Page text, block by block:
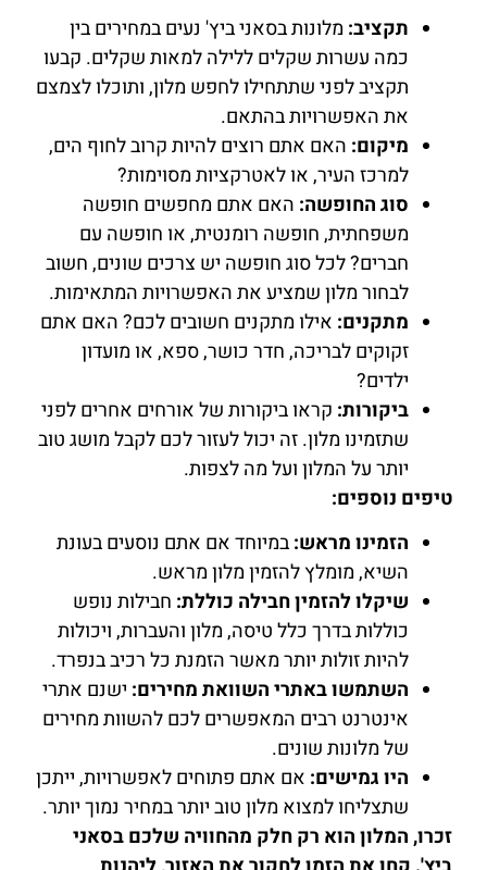
תקציב: מלונות בסאני ביץ' נעים במחירים בין
כמה עשרות שקלים ללילה למאות שקלים. קבעו
תקציב לפני שתתחילו לחפש מלון, ותוכלו לצמצם
את האפשרויות בהתאם.
מיקום: האם אתם רוצים להיות קרוב לחוף הים,
למרכז העיר, או לאטרקציות מסוימות?
סוג החופשה: האם אתם מחפשים חופשה
משפחתית, חופשה רומנטית, או חופשה עם
חברים? לכל סוג חופשה יש צרכים שונים, חשוב
לבחור מלון שמציע את האפשרויות המתאימות.
מתקנים: אילו מתקנים חשובים לכם? האם אתם
זקוקים לבריכה, חדר כושר, ספא, או מועדון
ילדים?
ביקורות: קראו ביקורות של אורחים אחרים לפני
שתזמינו מלון. זה יכול לעזור לכם לקבל מושג טוב
יותר על המלון ועל מה לצפות.
טיפים נוספים:
הזמינו מראש:במיוחד אם אתם נוסעים בעונת
השיא, מומלץ להזמין מלון מראש.
שיקלו להזמין חבילה כוללת: חבילות נופש
כוללות בדרך כלל טיסה, מלון והעברות, ויכולות
להיות זולות יותר מאשר הזמנת כל רכיב בנפרד.
השתמשו באתרי השוואת מחירים: ישנם אתרי
אינטרנט רבים המאפשרים לכם להשוות מחירים
של מלונות שונים.
היו גמישים: אם אתם פתוחים לאפשרויות, ייתכן
שתצליחו למצוא מלון טוב יותר במחיר נמוך יותר.
זכרו, המלון הוא רק חלק מהחוויה שלכם בסאני